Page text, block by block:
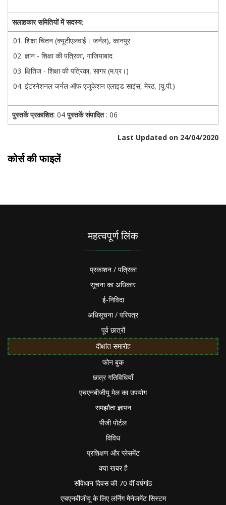
सलाहकार समितियों में सदस्य:
शिक्षा चिंतन (क्यूटीएलवाई। जर्नल), कानपुर
ज्ञान - शिक्षा की पत्रिका, गाजियाबाद
क्षितिज - शिक्षा की पत्रिका, सागर (म.प्र।)
इंटरनेशनल जर्नल ऑफ एजुकेशन एलाइड साइंस, मेरठ, (यू.पी.)
पुस्तकें प्रकाशित: 04पुस्तकें संपादित: 06
Last Updated on 24/04/2020
कोर्स की फाइलें
महत्वपूर्ण लिंक
प्रकाशन / पत्रिका
सूचना का अधिकार
ई-निविदा
अधिसूचना / परिपत्र
पूर्व छात्रों
दीक्षांत समारोह
फोन बुक
छात्र गतिविधियाँ
एचएनबीजीयू मेल का उपयोग
समझौता ज्ञापन
पीजी पोर्टल
विविध
प्रशिक्षण और प्लेसमेंट
क्या खबर है
संविधान दिवस की 70 वीं वर्षगांठ
एचएनबीजीयू के लिए लर्निंग मैनेजमेंट सिस्टम